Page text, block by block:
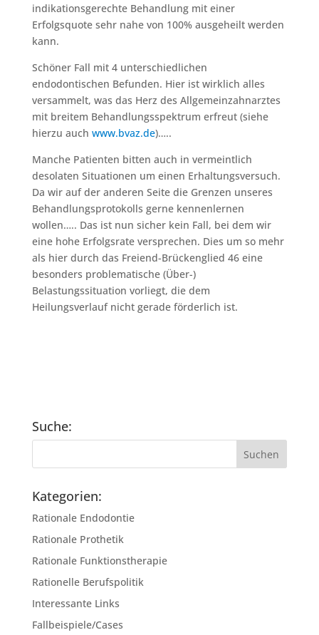
indikationsgerechte Behandlung mit einer
Erfolgsquote sehr nahe von 100% ausgeheilt werden
kann.
Schöner Fall mit 4 unterschiedlichen
endodontischen Befunden. Hier ist wirklich alles
versammelt, was das Herz des Allgemeinzahnarztes
mit breitem Behandlungsspektrum erfreut (siehe
hierzu auch www.bvaz.de)…..
Manche Patienten bitten auch in vermeintlich
desolaten Situationen um einen Erhaltungsversuch.
Da wir auf der anderen Seite die Grenzen unseres
Behandlungsprotokolls gerne kennenlernen
wollen….. Das ist nun sicher kein Fall, bei dem wir
eine hohe Erfolgsrate versprechen. Dies um so mehr
als hier durch das Freiend-Brückenglied 46 eine
besonders problematische (Über-)
Belastungssituation vorliegt, die dem
Heilungsverlauf nicht gerade förderlich ist.
Suche:
Kategorien:
Rationale Endodontie
Rationale Prothetik
Rationale Funktionstherapie
Rationelle Berufspolitik
Interessante Links
Fallbeispiele/Cases